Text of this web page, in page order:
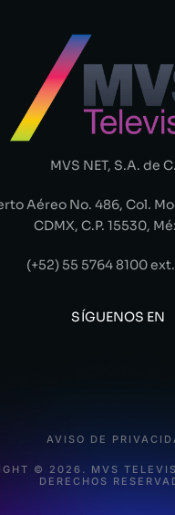
MVS NET, S.A. de
Aéreo No. 486, Col.
CDMX, C.P. 15530,
(+52) 55 5764 8100
SÍGUENOS EN
© 2026. MVS
DERECHOS
AVISO DE